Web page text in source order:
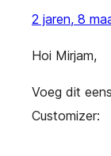
2 jaren, 8
Hoi Mirjam,
Voeg dit
Customizer: